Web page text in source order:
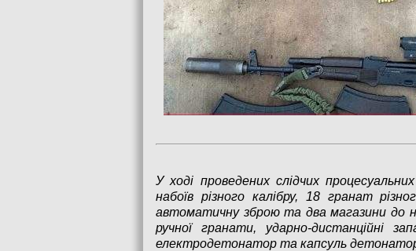
У ході проведених слідчих
набоїв різного калібру, 18 гранат
автоматичну зброю та два магазини до
ручної гранати, ударно-дистанційні
електродетонатор та капсуль